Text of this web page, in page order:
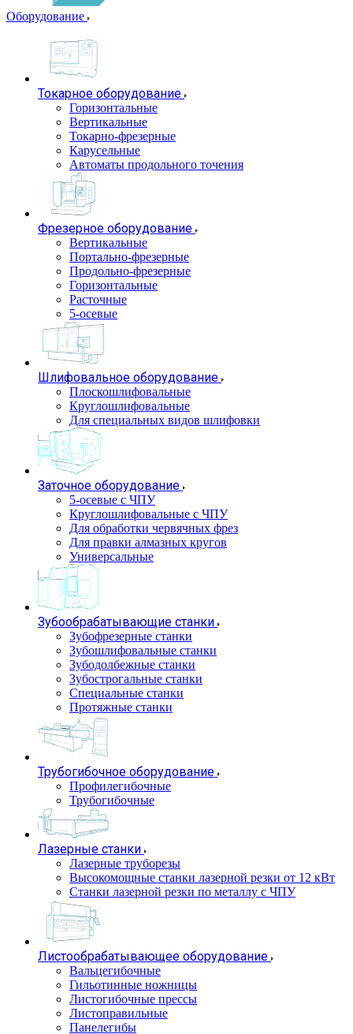
Оборудование
Токарное оборудование
Горизонтальные
Вертикальные
Токарно-фрезерные
Карусельные
Автоматы продольного точения
Фрезерное оборудование
Вертикальные
Портально-фрезерные
Продольно-фрезерные
Горизонтальные
Расточные
5-осевые
Шлифовальное оборудование
Плоскошлифовальные
Круглошлифовальные
Для специальных видов шлифовки
Заточное оборудование
5-осевые с ЧПУ
Круглошлифовальные с ЧПУ
Для обработки червячных фрез
Для правки алмазных кругов
Универсальные
Зубообрабатывающие станки
Зубофрезерные станки
Зубошлифовальные станки
Зубодолбежные станки
Зубострогальные станки
Специальные станки
Протяжные станки
Трубогибочное оборудование
Профилегибочные
Трубогибочные
Лазерные станки
Лазерные труборезы
Высокомощные станки лазерной резки от 12 кВт
Станки лазерной резки по металлу с ЧПУ
Листообрабатывающее оборудование
Вальцегибочные
Гильотинные ножницы
Листогибочные прессы
Листоправильные
Панелегибы